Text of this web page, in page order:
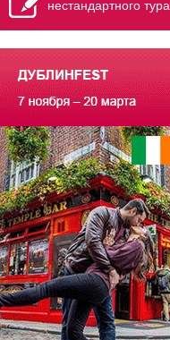
нестандартного тура